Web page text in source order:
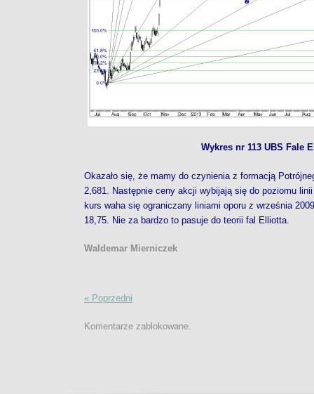
Wykres nr 113 UBS Fale
Okazało się, że mamy do czynienia z formacją
2,681. Następnie ceny akcji wybijają się do poziomu
kurs waha się ograniczany liniami oporu z września
18,75. Nie za bardzo to pasuje do teorii fal Elliotta.
Waldemar Mierniczek
« Poprzedni
Komentarze zablokowane.